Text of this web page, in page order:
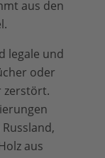
aus den
legale und
oder
zerstört.
aus